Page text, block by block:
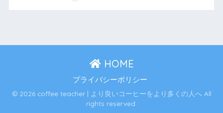
HOME
プライバシーポリシー
© 2026 coffee teacher | より良いコーヒーをより多くの人へ All
rights reserved.